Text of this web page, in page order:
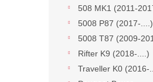
508 MK1 (2011-
5008 P87 (2017-....)
5008 T87 (2009-
Rifter K9 (2018-....)
Traveller K0 (2016-